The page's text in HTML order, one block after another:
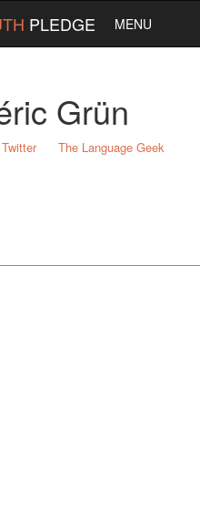
PLEDGE MENU
Grün
Twitter The Language Geek